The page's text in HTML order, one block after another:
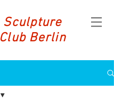
Sculpture
Club Berlin